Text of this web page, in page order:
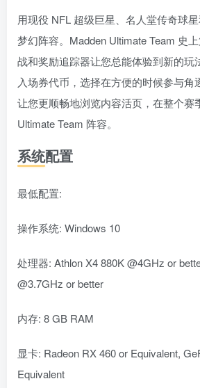
用现役 NFL 超级巨星、名人堂传奇球
梦幻阵容。Madden Ultimate Team 史
战和奖励追踪器让您总能体验到新的玩
入场券代币，选择在方便的时候参与角
让您更顺畅地浏览内容活页，在整个赛
Ultimate Team 阵容。
系统配置
最低配置:
操作系统: Windows 10
处理器: Athlon X4 880K @4GHz or
@3.7GHz or better
内存: 8 GB RAM
显卡: Radeon RX 460 or Equivalent,
Equivalent